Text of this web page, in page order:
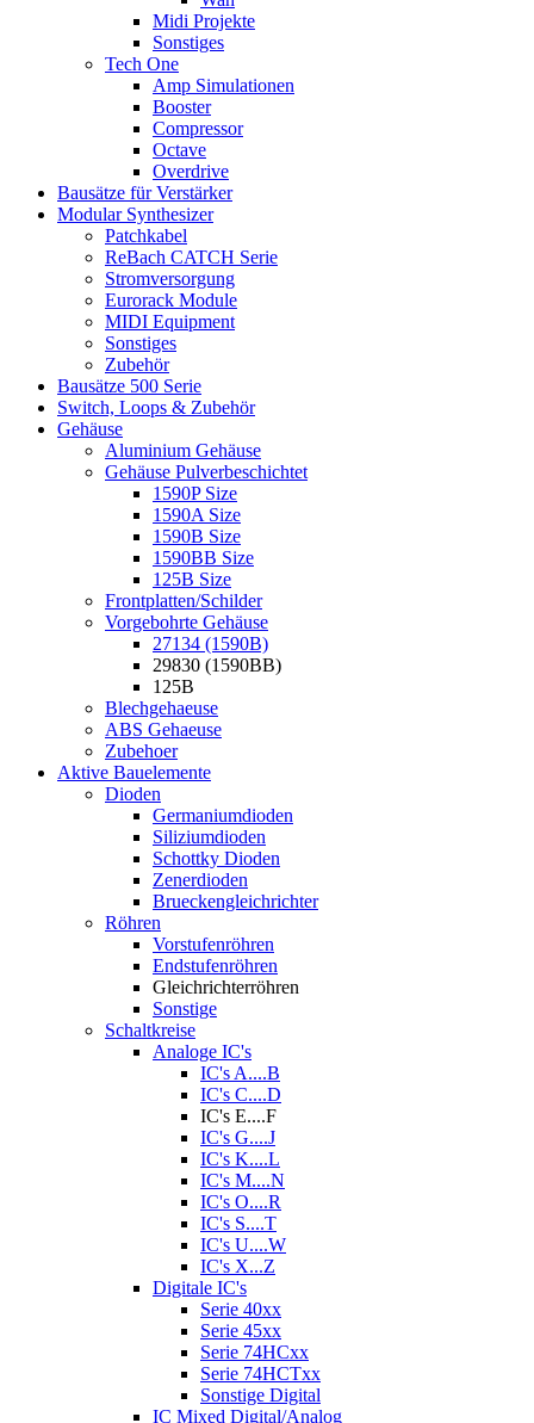
Midi Projekte
Sonstiges
Tech One
Amp Simulationen
Booster
Compressor
Octave
Overdrive
Bausätze für Verstärker
Modular Synthesizer
Patchkabel
ReBach CATCH Serie
Stromversorgung
Eurorack Module
MIDI Equipment
Sonstiges
Zubehör
Bausätze 500 Serie
Switch, Loops & Zubehör
Gehäuse
Aluminium Gehäuse
Gehäuse Pulverbeschichtet
1590P Size
1590A Size
1590B Size
1590BB Size
125B Size
Frontplatten/Schilder
Vorgebohrte Gehäuse
27134 (1590B)
29830 (1590BB)
125B
Blechgehaeuse
ABS Gehaeuse
Zubehoer
Aktive Bauelemente
Dioden
Germaniumdioden
Siliziumdioden
Schottky Dioden
Zenerdioden
Brueckengleichrichter
Röhren
Vorstufenröhren
Endstufenröhren
Gleichrichterröhren
Sonstige
Schaltkreise
Analoge IC's
IC's A....B
IC's C....D
IC's E....F
IC's G....J
IC's K....L
IC's M....N
IC's O....R
IC's S....T
IC's U....W
IC's X...Z
Digitale IC's
Serie 40xx
Serie 45xx
Serie 74HCxx
Serie 74HCTxx
Sonstige Digital
IC Mixed Digital/Analog